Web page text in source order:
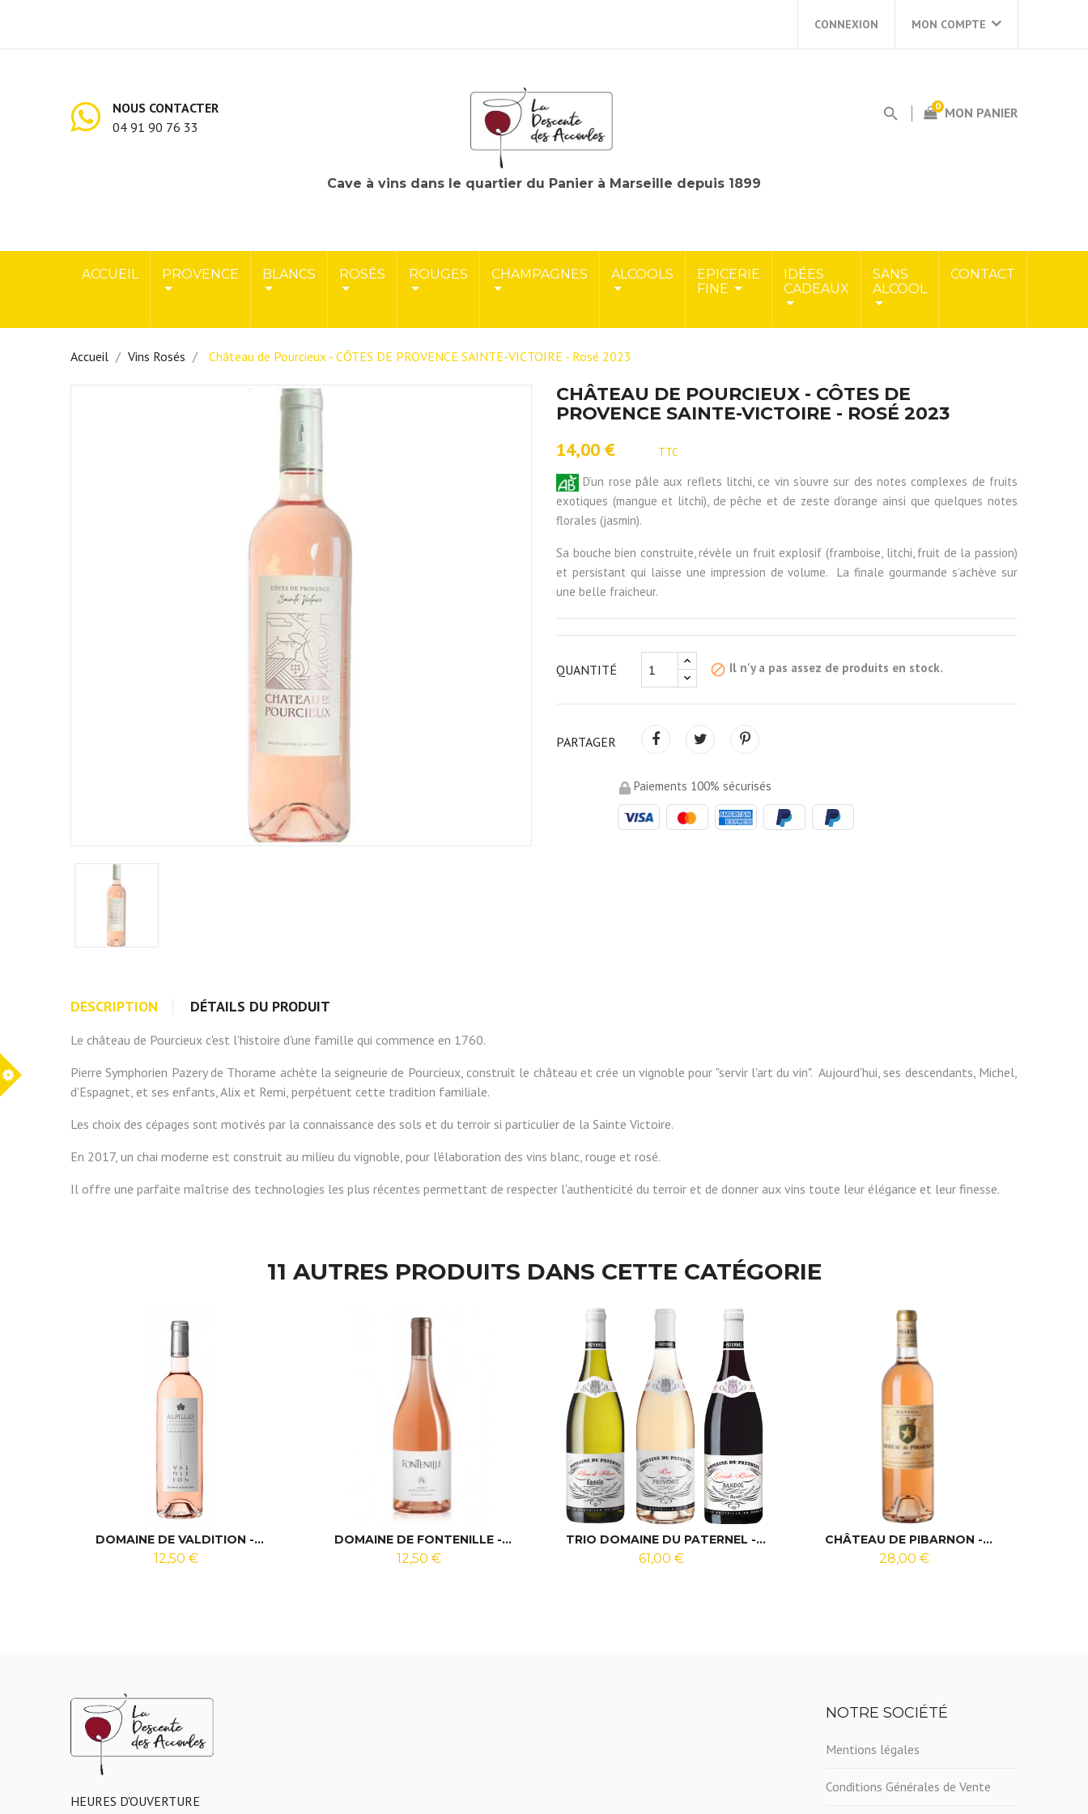
MON COMPTE
CONNEXION
NOUS CONTACTER
04 91 90 76 33
MON PANIER
0
Cave à vins dans le quartier du Panier à Marseille depuis 1899
ACCUEIL PROVENCE BLANCS ROSÉS ROUGES CHAMPAGNES ALCOOLS
EPICERIE
FINE
IDÉES
CADEAUX
SANS
ALCOOL
CONTACT
Accueil Vins Rosés Château de Pourcieux - CÔTES DE PROVENCE SAINTE-VICTOIRE - Rosé 2023
CHÂTEAU DE POURCIEUX - CÔTES DE
PROVENCE SAINTE-VICTOIRE - ROSÉ 2023
14,00 € TTC
D’un rose pâle aux reflets litchi, ce vin s’ouvre sur des notes complexes de fruits
exotiques (mangue et litchi), de pêche et de zeste d’orange ainsi que quelques notes
florales (jasmin).
Sa bouche bien construite, révèle un fruit explosif (framboise, litchi, fruit de la passion)
et persistant qui laisse une impression de volume. La finale gourmande s’achève sur
une belle fraicheur.
QUANTITÉ block Il n'y a pas assez de produits en stock.
PARTAGER
Paiements 100% sécurisés
DESCRIPTION DÉTAILS DU PRODUIT
Le château de Pourcieux c'est l'histoire d'une famille qui commence en 1760.
Pierre Symphorien Pazery de Thorame achète la seigneurie de Pourcieux, construit le château et crée un vignoble pour "servir l'art du vin". Aujourd'hui, ses descendants, Michel,
d'Espagnet, et ses enfants, Alix et Remi, perpétuent cette tradition familiale.
Les choix des cépages sont motivés par la connaissance des sols et du terroir si particulier de la Sainte Victoire.
En 2017, un chai moderne est construit au milieu du vignoble, pour l'élaboration des vins blanc, rouge et rosé.
Il offre une parfaite maîtrise des technologies les plus récentes permettant de respecter l'authenticité du terroir et de donner aux vins toute leur élégance et leur finesse.
11 AUTRES PRODUITS DANS CETTE CATÉGORIE
DOMAINE DE VALDITION -...
12,50 €
DOMAINE DE FONTENILLE -...
12,50 €
TRIO DOMAINE DU PATERNEL -...
61,00 €
CHÂTEAU DE PIBARNON -...
28,00 €
HEURES D'OUVERTURE
NOTRE SOCIÉTÉ
Mentions légales
Conditions Générales de Vente